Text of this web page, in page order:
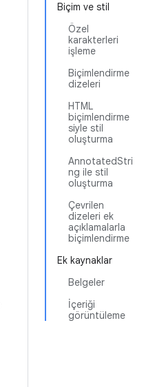
Biçim ve stil
Özel
karakterleri
işleme
Biçimlendirme
dizeleri
HTML
biçimlendirme
siyle stil
oluşturma
AnnotatedStri
ng ile stil
oluşturma
Çevrilen
dizeleri ek
açıklamalarla
biçimlendirme
Ek kaynaklar
Belgeler
İçeriği
görüntüleme